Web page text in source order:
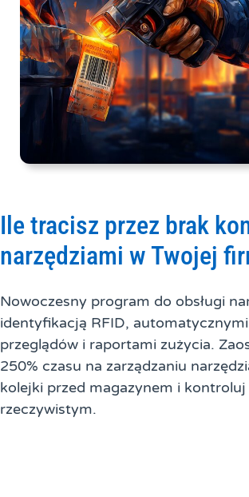
Ile tracisz przez brak
narzędziami w Twojej
Nowoczesny program do obsługi
identyfikacją RFID,
przeglądów i raportami zużycia.
250% czasu na zarządzaniu
kolejki przed magazynem i
rzeczywistym.